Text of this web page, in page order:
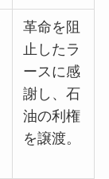
革命を阻
止したラ
ースに感
謝し、石
油の利権
を譲渡。